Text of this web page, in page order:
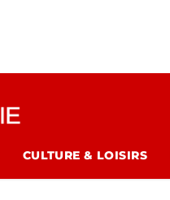
CULTURE & LOISIRS